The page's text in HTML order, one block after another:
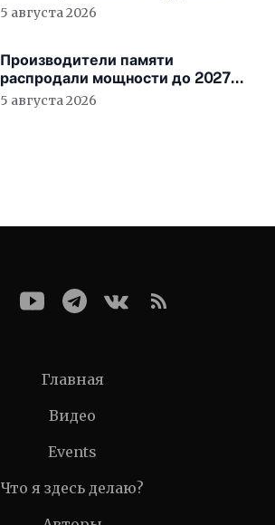
5 августа 2026
Производители памяти
распродали мощности до 2027
года
5 августа 2026
Главная
Видео
Events
Что я здесь делаю?